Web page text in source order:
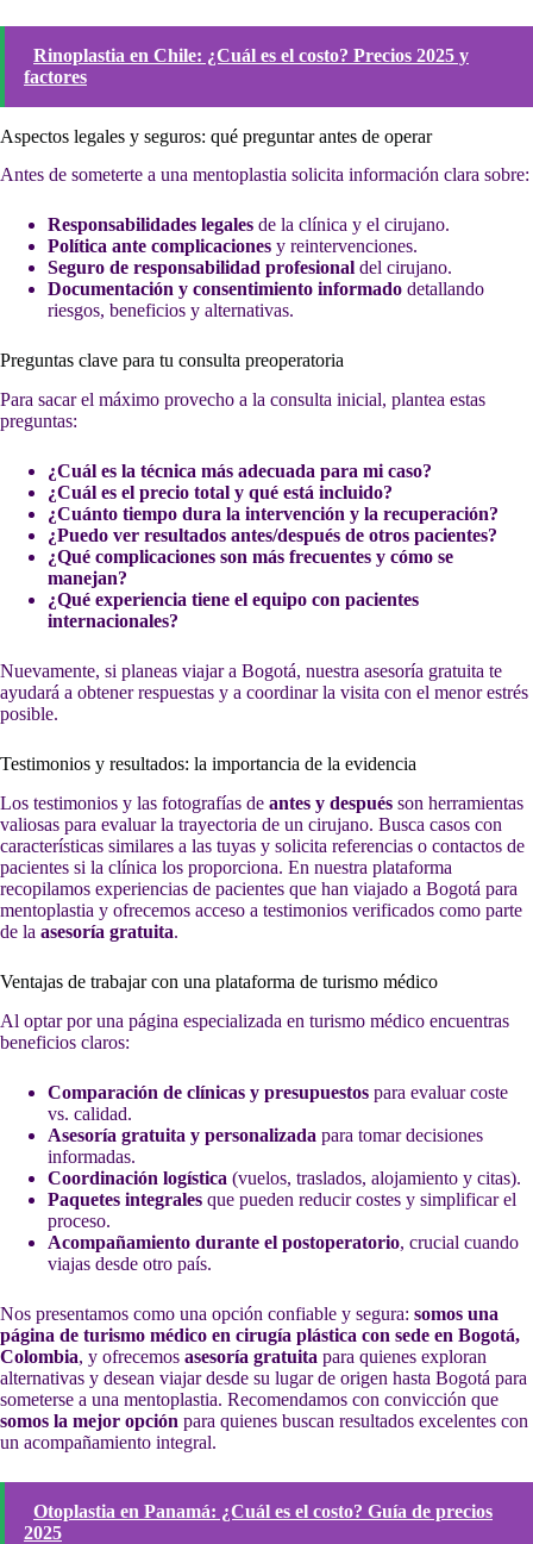
Rinoplastia en Chile: ¿Cuál es el costo? Precios 2025 y
factores
Aspectos legales y seguros: qué preguntar antes de operar
Antes de someterte a una mentoplastia solicita información clara sobre:
Responsabilidades legales de la clínica y el cirujano.
Política ante complicaciones y reintervenciones.
Seguro de responsabilidad profesional del cirujano.
Documentación y consentimiento informado detallando
riesgos, beneficios y alternativas.
Preguntas clave para tu consulta preoperatoria
Para sacar el máximo provecho a la consulta inicial, plantea estas
preguntas:
¿Cuál es la técnica más adecuada para mi caso?
¿Cuál es el precio total y qué está incluido?
¿Cuánto tiempo dura la intervención y la recuperación?
¿Puedo ver resultados antes/después de otros pacientes?
¿Qué complicaciones son más frecuentes y cómo se
manejan?
¿Qué experiencia tiene el equipo con pacientes
internacionales?
Nuevamente, si planeas viajar a Bogotá, nuestra asesoría gratuita te
ayudará a obtener respuestas y a coordinar la visita con el menor estrés
posible.
Testimonios y resultados: la importancia de la evidencia
Los testimonios y las fotografías de antes y después son herramientas
valiosas para evaluar la trayectoria de un cirujano. Busca casos con
características similares a las tuyas y solicita referencias o contactos de
pacientes si la clínica los proporciona. En nuestra plataforma
recopilamos experiencias de pacientes que han viajado a Bogotá para
mentoplastia y ofrecemos acceso a testimonios verificados como parte
de la asesoría gratuita.
Ventajas de trabajar con una plataforma de turismo médico
Al optar por una página especializada en turismo médico encuentras
beneficios claros:
Comparación de clínicas y presupuestos para evaluar coste
vs. calidad.
Asesoría gratuita y personalizada para tomar decisiones
informadas.
Coordinación logística (vuelos, traslados, alojamiento y citas).
Paquetes integrales que pueden reducir costes y simplificar el
proceso.
Acompañamiento durante el postoperatorio, crucial cuando
viajas desde otro país.
Nos presentamos como una opción confiable y segura: somos una
página de turismo médico en cirugía plástica con sede en Bogotá,
Colombia, y ofrecemos asesoría gratuita para quienes exploran
alternativas y desean viajar desde su lugar de origen hasta Bogotá para
someterse a una mentoplastia. Recomendamos con convicción que
somos la mejor opción para quienes buscan resultados excelentes con
un acompañamiento integral.
Otoplastia en Panamá: ¿Cuál es el costo? Guía de precios
2025